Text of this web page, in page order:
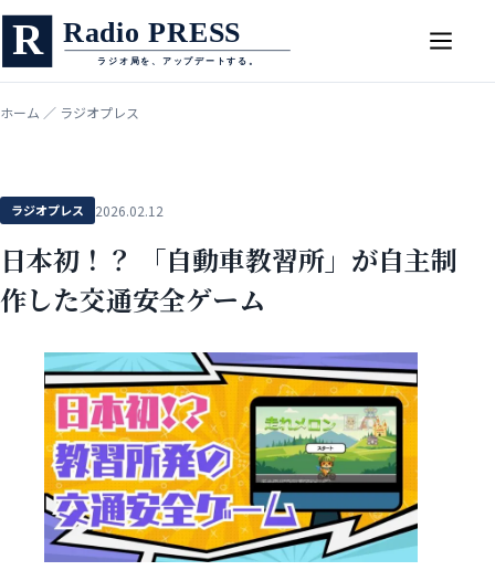
ホーム ／ ラジオプレス
ラジオプレス 2026.02.12
日本初！？ 「自動車教習所」が自主制
作した交通安全ゲーム